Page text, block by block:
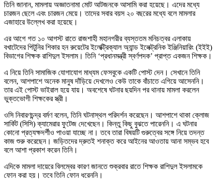
তিনি জানান, মামলায় অজ্ঞাতনামা মোট আটজনকে আসামি করা হয়েছে। এদের মধ্যে
চারজন ছেলে এবং চারজন মেয়ে। তাদের সবার বয়স ২০ বছরের মধ্যে বলে মামলার
এজাহারে উল্লেখ করা হয়েছে।
এর আগে গত ১০ আগস্ট রাতে রাজশাহী মহানগরীর ব্যস্ততম মনিচত্বর এলাকায়
বখাটেদের পিটুনির শিকার হন রুয়েটের ইলেক্ট্রিক্যাল অ্যান্ড ইলেক্ট্রনিক ইঞ্জিনিয়ারিং (ইইই)
বিভাগের শিক্ষক রাশিদুল ইসলাম। তিনি ‘প্রধানমন্ত্রী স্বর্ণপদক’ প্রাপ্ত একজন শিক্ষক।
এ নিয়ে তিনি সামাজিক যোগাযোগ মাধ্যম ফেসবুকে একটি পোস্ট দেন। সেখানে তিনি
বলেন, আশপাশে অনেক মানুষ দাঁড়িয়ে দেখলেও কেউ তাকে বাঁচাতে এগিয়ে আসেননি।
তার এই পোস্ট ভাইরাল হয়ে যায়। অবশেষে ঘটনার ছয়দিন পর থানায় মামলা করলেন
ভুক্তভোগী শিক্ষকের স্ত্রী।
ওসি নিবারণচন্দ্র বর্মণ বলেন, তিনি ঘটনাস্থল পরিদর্শন করেছেন। আশপাশে থাকা ক্লোজ
সার্কিট (সিসি) ক্যামেরার ফুটেজ দেখেছেন। কিন্তু কিছু বুঝতে পারেননি। এ ঘটনার
কোনো প্রত্যক্ষদর্শীও পাওয়া যাচ্ছে না। তবে তারা বিষয়টি গুরুত্বের সঙ্গে নিয়ে তদন্ত
কাজ শুরু করেছেন। জড়িতদের দ্রুতই শনাক্ত করে আইনের আওতায় আনা সম্ভব হবে
বলে আশা প্রকাশ করেন তিনি।
এদিকে মামলা দায়েরে বিলম্বের কারণ জানতে শুক্রবার রাতে শিক্ষক রাশিদুল ইসলামকে
ফোন করা হয়। তবে তিনি ফোন ধরেননি।